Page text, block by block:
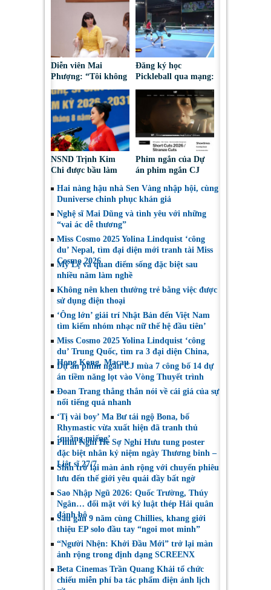
Diễn viên Mai
Phượng: “Tôi không
bao giờ hối hận về
những gì mình đã
chọn”
Đăng ký học
Pickleball qua mạng:
Nguy cơ bị chiếm
đoạt tài sản
NSND Trịnh Kim
Chi được bầu làm
Nghệ sĩ Sân khấu
Việt Nam
Phim ngắn của Dự
án phim ngắn CJ
tại LHP quốc tế
Toronto 2026
Hai nàng hậu nhà Sen Vàng nhập hội, cùng
Duniverse chinh phục khán giả
Nghệ sĩ Mai Dũng và tình yêu với những
“vai ác dễ thương”
Miss Cosmo 2025 Yolina Lindquist ‘công
du’ Nepal, tìm đại diện mới tranh tài Miss
Cosmo 2026
Mỹ Lệ và quan điểm sống đặc biệt sau
nhiều năm làm nghề
Không nên khen thưởng trẻ bằng việc được
sử dụng điện thoại
‘Ông lớn’ giải trí Nhật Bản đến Việt Nam
tìm kiếm nhóm nhạc nữ thế hệ đầu tiên’
Miss Cosmo 2025 Yolina Lindquist ‘công
du’ Trung Quốc, tìm ra 3 đại diện China,
Hong Kong, Macau
Dự án phim ngắn CJ mùa 7 công bố 14 dự
án tiềm năng lọt vào Vòng Thuyết trình
Đoan Trang thẳng thắn nói về cái giá của sự
nổi tiếng quá nhanh
‘Tị vài boy’ Ma Bư tái ngộ Bona, bố
Rhymastic vừa xuất hiện đã tranh thủ
‘quăng miếng’
Phim Nghỉ Hè Sợ Nghỉ Hưu tung poster
đặc biệt nhân kỷ niệm ngày Thương binh –
Liệt sĩ 27/7
Shin trở lại màn ảnh rộng với chuyến phiêu
lưu đến thế giới yêu quái đầy bất ngờ
Sao Nhập Ngũ 2026: Quốc Trường, Thúy
Ngân… đối mặt với kỷ luật thép Hải quân
đánh bộ
Sau gần 9 năm cùng Chillies, khang giới
thiệu EP solo đầu tay “ngoi mot minh”
“Người Nhện: Khởi Đầu Mới” trở lại màn
ảnh rộng trong định dạng SCREENX
Beta Cinemas Trần Quang Khải tổ chức
chiếu miễn phí ba tác phẩm điện ảnh lịch